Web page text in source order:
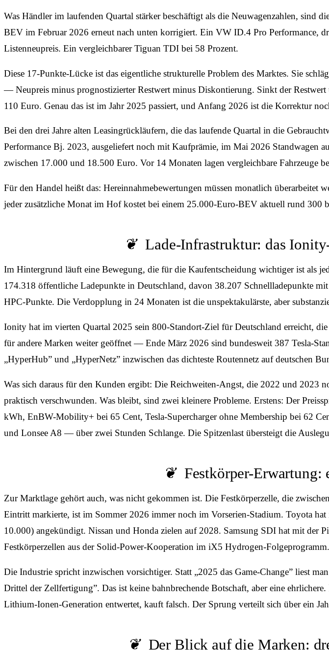
Was Händler im laufenden Quartal stärker beschäftigt als die Neuwagenzahlen, sind
BEV im Februar 2026 erneut nach unten korrigiert. Ein VW ID.4 Pro Performance,
Listenneupreis. Ein vergleichbarer Tiguan TDI bei 58 Prozent.
Diese 17-Punkte-Lücke ist das eigentliche strukturelle Problem des Marktes. Sie
— Neupreis minus prognostizierter Restwert minus Diskontierung. Sinkt der
110 Euro. Genau das ist im Jahr 2025 passiert, und Anfang 2026 ist die Korrektur
Bei den drei Jahre alten Leasingrückläufern, die das laufende Quartal in die
Performance Bj. 2023, ausgeliefert noch mit Kaufprämie, im Mai 2026 Standwagen
zwischen 17.000 und 18.500 Euro. Vor 14 Monaten lagen vergleichbare Fahrzeuge
Für den Handel heißt das: Hereinnahmebewertungen müssen monatlich
jeder zusätzliche Monat im Hof kostet bei einem 25.000-Euro-BEV aktuell rund
Lade-Infrastruktur: das
Im Hintergrund läuft eine Bewegung, die für die Kaufentscheidung wichtiger ist als
174.318 öffentliche Ladepunkte in Deutschland, davon 38.207 Schnellladepunkte
HPC-Punkte. Die Verdopplung in 24 Monaten ist die unspektakulärste, aber
Ionity hat im vierten Quartal 2025 sein 800-Standort-Ziel für Deutschland erreicht,
für andere Marken weiter geöffnet — Ende März 2026 sind bundesweit 387 Tesla-
„HyperHub” und „HyperNetz” inzwischen das dichteste Routennetz auf deutschen
Was sich daraus für den Kunden ergibt: Die Reichweiten-Angst, die 2022 und 2023
praktisch verschwunden. Was bleibt, sind zwei kleinere Probleme. Erstens: Der
kWh, EnBW-Mobility+ bei 65 Cent, Tesla-Supercharger ohne Membership bei 62
und Lonsee A8 — über zwei Stunden Schlange. Die Spitzenlast übersteigt die
Festkörper-Erwartung:
Zur Marktlage gehört auch, was nicht gekommen ist. Die Festkörperzelle, die
Eintritt markierte, ist im Sommer 2026 immer noch im Vorserien-Stadium. Toyota
10.000) angekündigt. Nissan und Honda zielen auf 2028. Samsung SDI hat mit der
Festkörperzellen aus der Solid-Power-Kooperation im iX5 Hydrogen-Folgeprogramm.
Die Industrie spricht inzwischen vorsichtiger. Statt „2025 das Game-Change” liest
Drittel der Zellfertigung”. Das ist keine bahnbrechende Botschaft, aber eine
Lithium-Ionen-Generation entwertet, kauft falsch. Der Sprung verteilt sich über ein
Der Blick auf die Marken: